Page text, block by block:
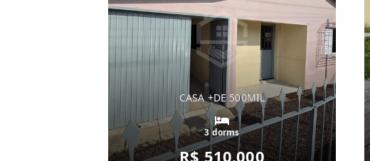
CASA +DE 500MIL
3 dorms
R$ 510.000